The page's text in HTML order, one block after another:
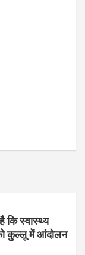
कि स्वास्थ्य
कुल्लू में आंदोलन